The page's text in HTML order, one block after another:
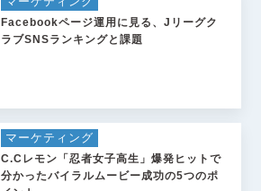
Facebookページ運用に見る、Jリーグク
ラブSNSランキングと課題
マーケティング
C.Cレモン「忍者女子高生」爆発ヒットで
分かったバイラルムービー成功の5つのポ